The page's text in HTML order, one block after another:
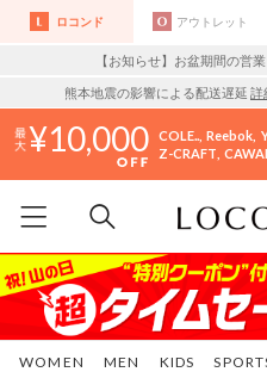
ロコンド アウトレット
【お知らせ】お盆期間の営
熊本地震の影響による配送遅延 詳
10,000 COLE.. Reebok
Z-CRAFT
WOMEN MEN KIDS